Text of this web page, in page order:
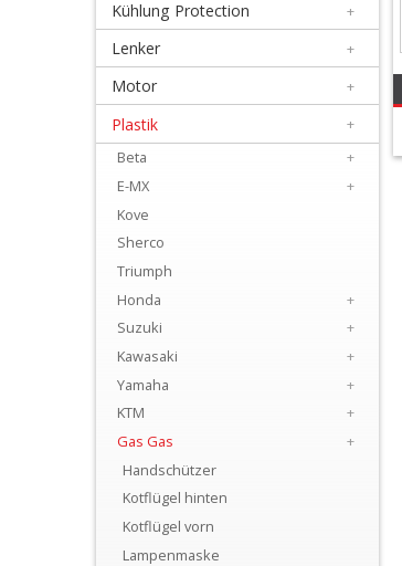
Schmierstoffe
Armaturen
Kühlung
Protection
Kühlung Protection +
Lenker +
Motor +
Plastik
+
Beta
+
E-MX
+
Kove
Sherco
Triumph
Honda
+
Suzuki
+
Kawasaki
+
Yamaha
+
KTM
+
Gas Gas
+
Handschützer
Kotflügel hinten
Kotflügel vorn
Lampenmaske